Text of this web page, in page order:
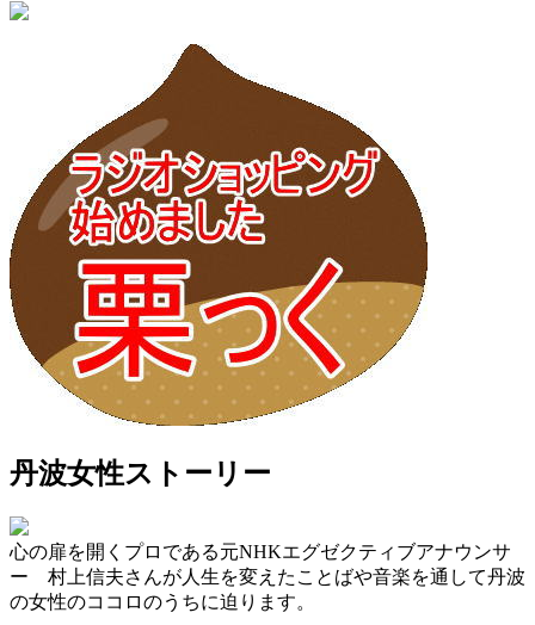
丹波女性ストーリー
心の扉を開くプロである元NHKエグゼクティブアナウンサ
ー 村上信夫さんが人生を変えたことばや音楽を通して丹波
の女性のココロのうちに迫ります。